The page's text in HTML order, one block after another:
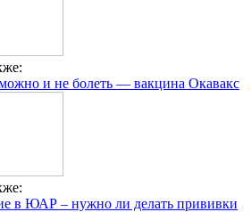
и не болеть — вакцина Окавакс
в ЮАР – нужно ли делать прививки